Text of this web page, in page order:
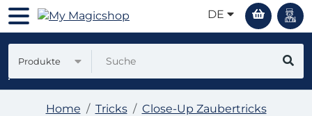
DE
Produkte
Home Tricks
Close-Up Zaubertricks